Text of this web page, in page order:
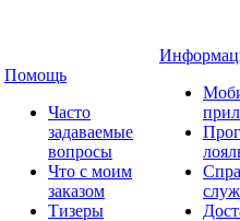
Помощь
Часто
задаваемые
вопросы
Что с моим
заказом
Тизеры